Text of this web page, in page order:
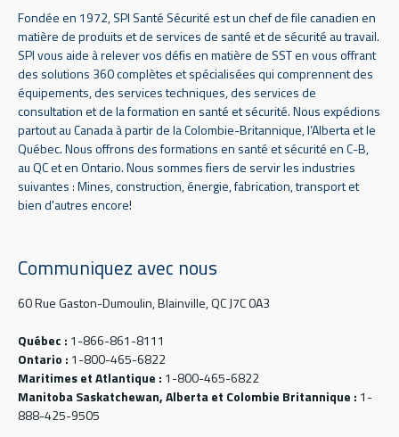
Fondée en 1972, SPI Santé Sécurité est un chef de file canadien en
matière de produits et de services de santé et de sécurité au travail.
SPI vous aide à relever vos défis en matière de SST en vous offrant
des solutions 360 complètes et spécialisées qui comprennent des
équipements, des services techniques, des services de
consultation et de la formation en santé et sécurité. Nous expédions
partout au Canada à partir de la Colombie-Britannique, l’Alberta et le
Québec. Nous offrons des formations en santé et sécurité en C-B,
au QC et en Ontario. Nous sommes fiers de servir les industries
suivantes : Mines, construction, énergie, fabrication, transport et
bien d'autres encore!
Communiquez avec nous
60 Rue Gaston-Dumoulin, Blainville, QC J7C 0A3
Québec : 1-866-861-8111
Ontario : 1-800-465-6822
Maritimes et Atlantique : 1-800-465-6822
Manitoba Saskatchewan, Alberta et Colombie Britannique : 1-
888-425-9505